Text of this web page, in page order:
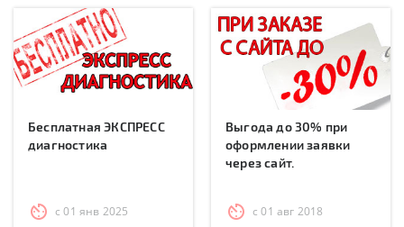
Бесплатная ЭКСПРЕСС
диагностика
с 01 янв 2025
Выгода до 30% при
оформлении заявки
через сайт.
с 01 авг 2018